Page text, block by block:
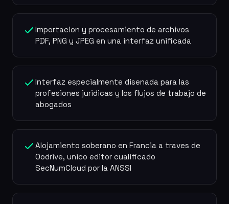
Importacion y procesamiento de archivos
PDF, PNG y JPEG en una interfaz unificada
Interfaz especialmente disenada para las
profesiones juridicas y los flujos de trabajo de
abogados
Alojamiento soberano en Francia a traves de
Oodrive, unico editor cualificado
SecNumCloud por la ANSSI